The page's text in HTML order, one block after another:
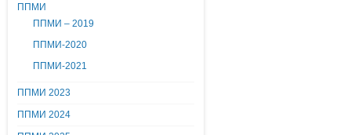
ППМИ
ППМИ – 2019
ППМИ-2020
ППМИ-2021
ППМИ 2023
ППМИ 2024